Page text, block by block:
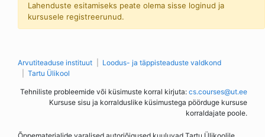
Lahenduste esitamiseks peate olema sisse loginud ja
kursusele registreerunud.
Arvutiteaduse instituut
Loodus- ja täppisteaduste valdkond
Tartu Ülikool
Tehniliste probleemide või küsimuste korral kirjuta: cs.courses@ut.ee
Kursuse sisu ja korralduslike küsimustega pöörduge kursuse
korraldajate poole.